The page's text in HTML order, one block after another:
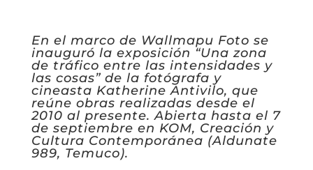
En el marco de Wallmapu Foto se
inauguró la exposición “Una zona
de tráfico entre las intensidades y
las cosas” de la fotógrafa y
cineasta Katherine Antivilo, que
reúne obras realizadas desde el
2010 al presente. Abierta hasta el 7
de septiembre en KOM, Creación y
Cultura Contemporánea (Aldunate
989, Temuco).